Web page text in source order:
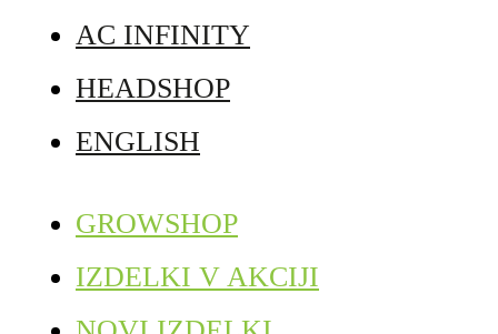
AC INFINITY
HEADSHOP
ENGLISH
GROWSHOP
IZDELKI V AKCIJI